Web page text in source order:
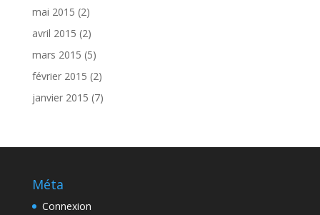
mai 2015 (2)
avril 2015 (2)
mars 2015 (5)
février 2015 (2)
janvier 2015 (7)
Méta
Connexion